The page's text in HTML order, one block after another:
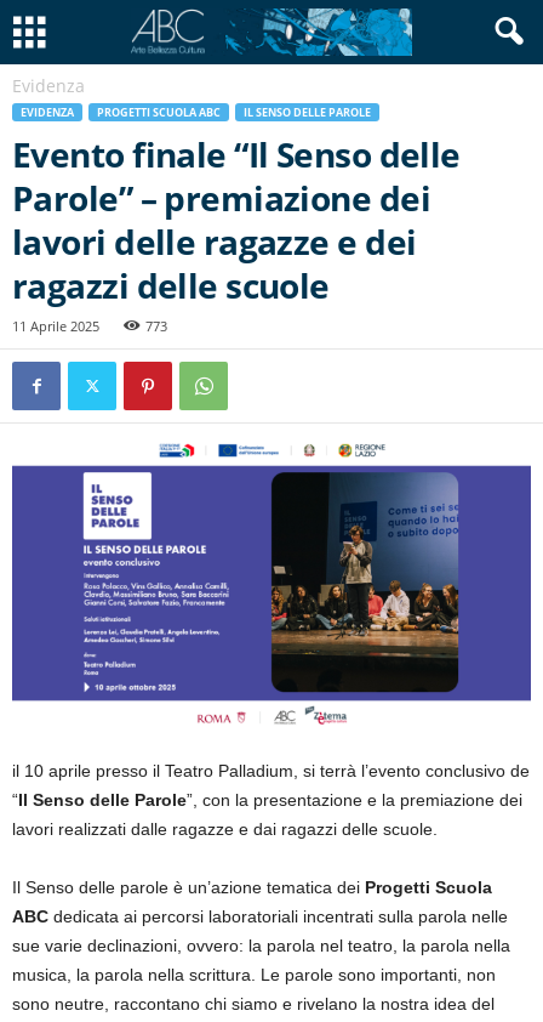
Evidenza
EVIDENZA PROGETTI SCUOLA ABC IL SENSO DELLE PAROLE
Evento finale “Il Senso delle
Parole” – premiazione dei
lavori delle ragazze e dei
ragazzi delle scuole
11 Aprile 2025 773
il 10 aprile presso il Teatro Palladium, si terrà l’evento conclusivo de
“Il Senso delle Parole”, con la presentazione e la premiazione dei
lavori realizzati dalle ragazze e dai ragazzi delle scuole.
Il Senso delle parole è un’azione tematica dei Progetti Scuola
ABC dedicata ai percorsi laboratoriali incentrati sulla parola nelle
sue varie declinazioni, ovvero: la parola nel teatro, la parola nella
musica, la parola nella scrittura. Le parole sono importanti, non
sono neutre, raccontano chi siamo e rivelano la nostra idea del